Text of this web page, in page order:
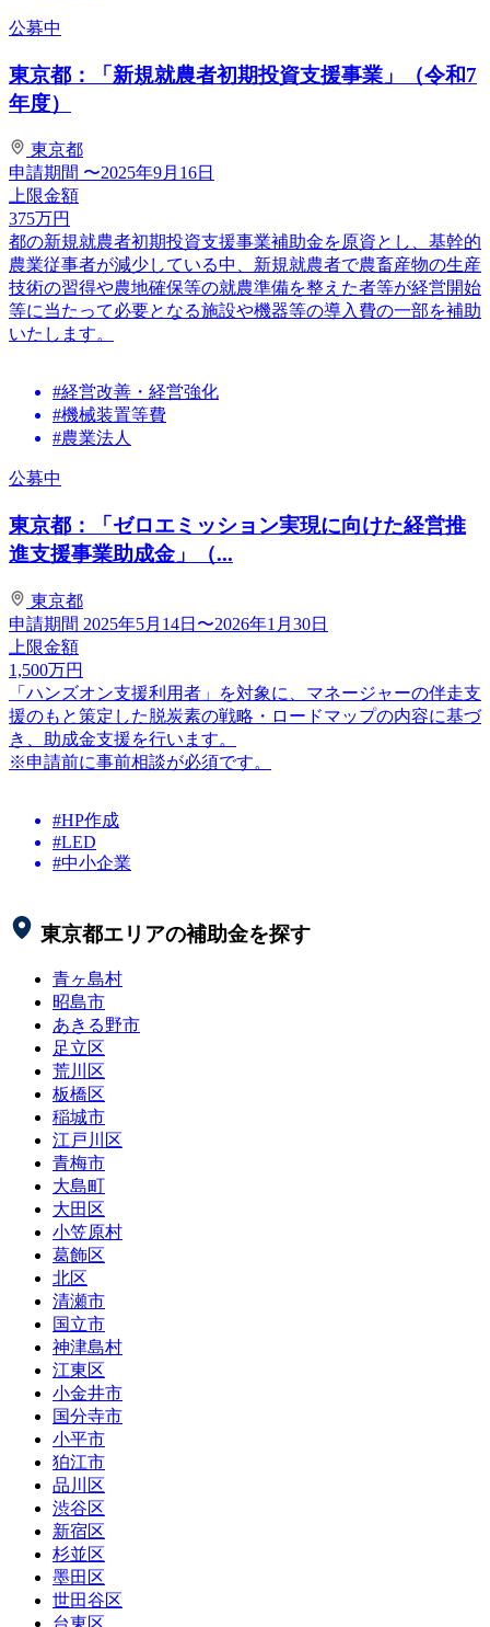
公募中
東京都：「新規就農者初期投資支援事業」（令和7
年度）
東京都
申請期間 〜2025年9月16日
上限金額
375万円
都の新規就農者初期投資支援事業補助金を原資とし、基幹的
農業従事者が減少している中、新規就農者で農畜産物の生産
技術の習得や農地確保等の就農準備を整えた者等が経営開始
等に当たって必要となる施設や機器等の導入費の一部を補助
いたします。
#経営改善・経営強化
#機械装置等費
#農業法人
公募中
東京都：「ゼロエミッション実現に向けた経営推
進支援事業助成金」（...
東京都
申請期間 2025年5月14日〜2026年1月30日
上限金額
1,500万円
「ハンズオン支援利用者」を対象に、マネージャーの伴走支
援のもと策定した脱炭素の戦略・ロードマップの内容に基づ
き、助成金支援を行います。
※申請前に事前相談が必須です。
#HP作成
#LED
#中小企業
東京都エリアの補助金を探す
青ヶ島村
昭島市
あきる野市
足立区
荒川区
板橋区
稲城市
江戸川区
青梅市
大島町
大田区
小笠原村
葛飾区
北区
清瀬市
国立市
神津島村
江東区
小金井市
国分寺市
小平市
狛江市
品川区
渋谷区
新宿区
杉並区
墨田区
世田谷区